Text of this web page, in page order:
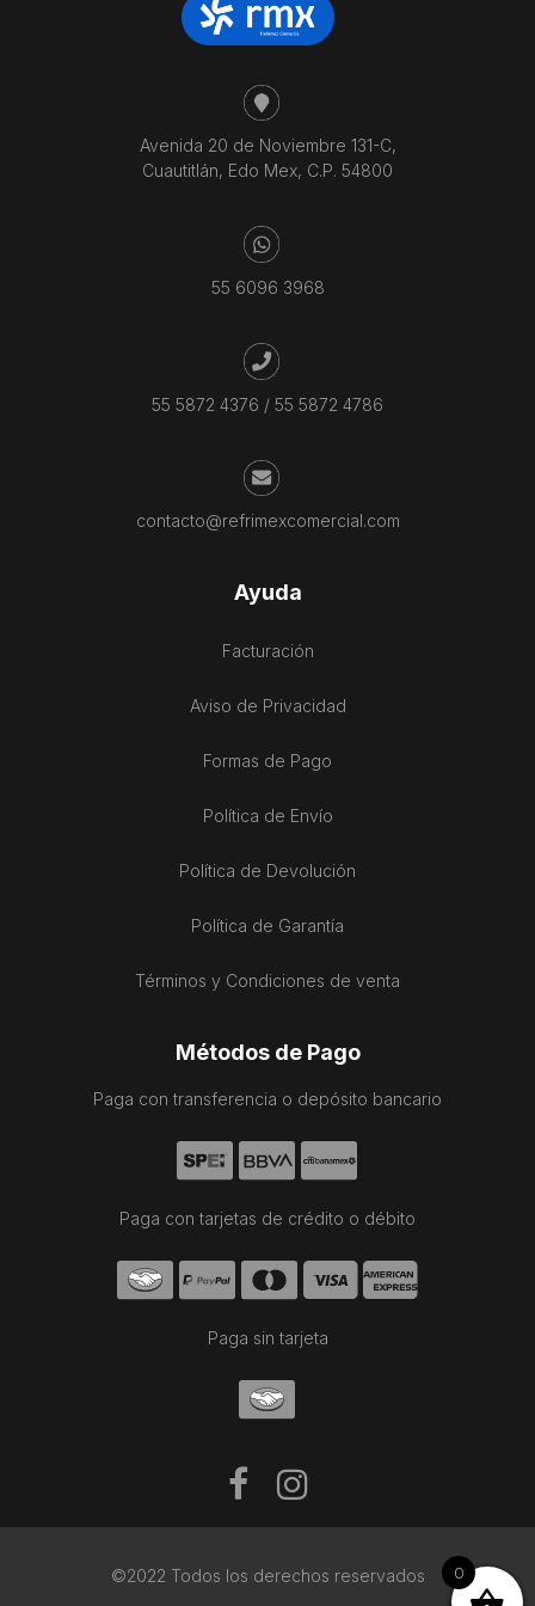
Avenida 20 de Noviembre 131-C,
Cuautitlán, Edo Mex, C.P. 54800
55 6096 3968
55 5872 4376 / 55 5872 4786
contacto@refrimexcomercial.com
Ayuda
Facturación
Aviso de Privacidad
Formas de Pago
Política de Envío
Política de Devolución
Política de Garantía
Términos y Condiciones de venta
Métodos de Pago
Paga con transferencia o depósito bancario
Paga con tarjetas de crédito o débito
Paga sin tarjeta
©2022 Todos los derechos reservados 0